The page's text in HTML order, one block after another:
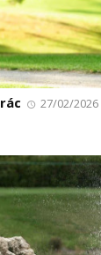
27/02/2026